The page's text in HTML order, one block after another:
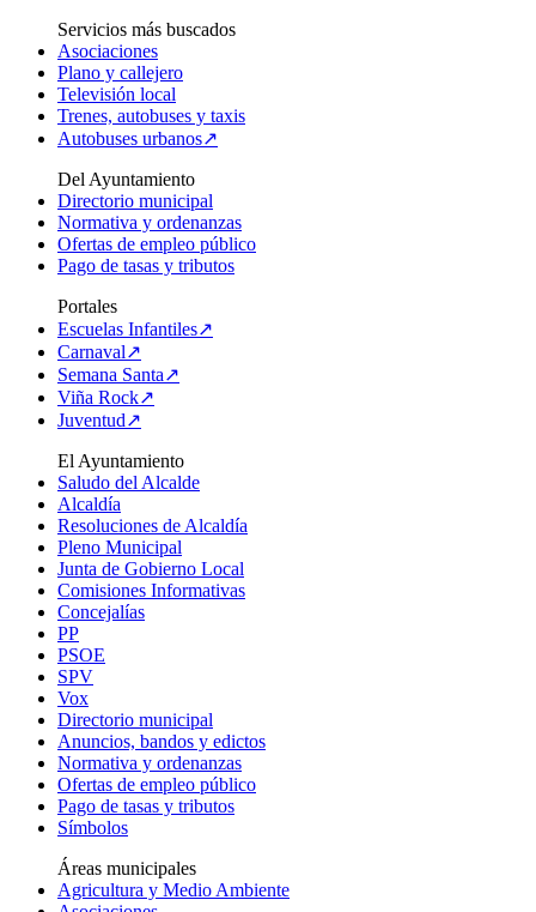
Servicios más buscados
Asociaciones
Plano y callejero
Televisión local
Trenes, autobuses y taxis
Autobuses urbanos↗
Del Ayuntamiento
Directorio municipal
Normativa y ordenanzas
Ofertas de empleo público
Pago de tasas y tributos
Portales
Escuelas Infantiles↗
Carnaval↗
Semana Santa↗
Viña Rock↗
Juventud↗
El Ayuntamiento
Saludo del Alcalde
Alcaldía
Resoluciones de Alcaldía
Pleno Municipal
Junta de Gobierno Local
Comisiones Informativas
Concejalías
PP
PSOE
SPV
Vox
Directorio municipal
Anuncios, bandos y edictos
Normativa y ordenanzas
Ofertas de empleo público
Pago de tasas y tributos
Símbolos
Áreas municipales
Agricultura y Medio Ambiente